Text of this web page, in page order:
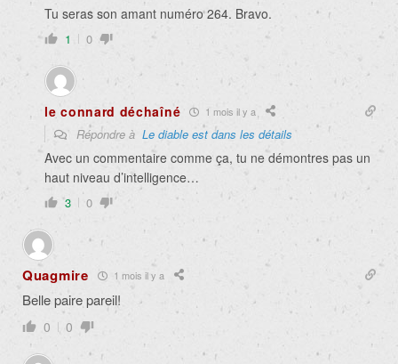
Tu seras son amant numéro 264. Bravo.
1 0
le connard déchaîné 1 mois il y a
Répondre à Le diable est dans les détails
Avec un commentaire comme ça, tu ne démontres pas un
haut niveau d’intelligence…
3 0
Quagmire 1 mois il y a
Belle paire pareil!
0 0